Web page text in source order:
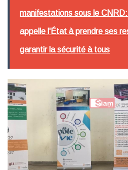
manifestations sous le
appelle l'État à prendre ses
garantir la sécurité à tous